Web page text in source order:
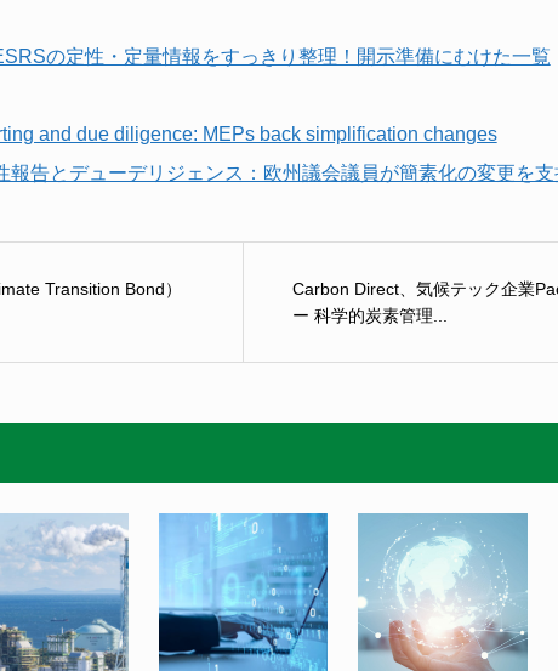
の定性・定量情報をすっきり整理！開示準備にむけた一覧
and due diligence: MEPs back simplification changes
報告とデューデリジェンス：欧州議会議員が簡素化の変更を支
Transition Bond）
Carbon Direct、気候テック企業
ー 科学的炭素管理...